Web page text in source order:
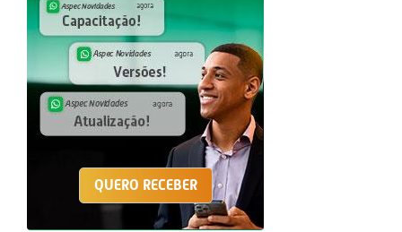
QUERO RECEBER